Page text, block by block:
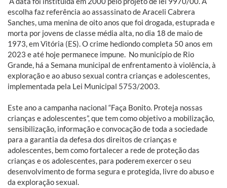
escolha faz referência ao assassinato de Araceli Cabrera
Sanches, uma menina de oito anos que foi drogada, estuprada e
morta por jovens de classe média alta, no dia 18 de maio de
1973, em Vitória (ES). O crime hediondo completa 50 anos em
2023 e até hoje permanece impune. No município de Rio
Grande, há a Semana municipal de enfrentamento à violência, à
exploração e ao abuso sexual contra crianças e adolescentes,
implementada pela Lei Municipal 5753/2003.
Este ano a campanha nacional “Faça Bonito. Proteja nossas
crianças e adolescentes”, que tem como objetivo a mobilização,
sensibilização, informação e convocação de toda a sociedade
para a garantia da defesa dos direitos de crianças e
adolescentes, bem como fortalecer a rede de proteção das
crianças e os adolescentes, para poderem exercer o seu
desenvolvimento de forma segura e protegida, livre do abuso e
da exploração sexual.